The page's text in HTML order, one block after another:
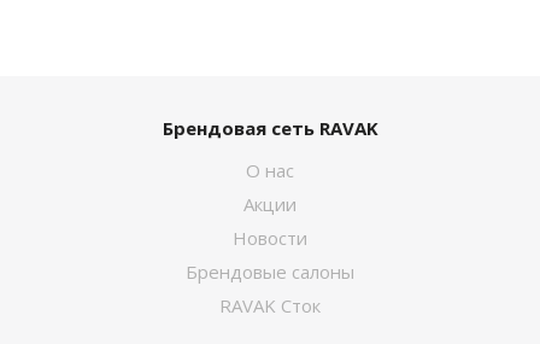
Брендовая сеть RAVAK
О нас
Акции
Новости
Брендовые салоны
RAVAK Сток